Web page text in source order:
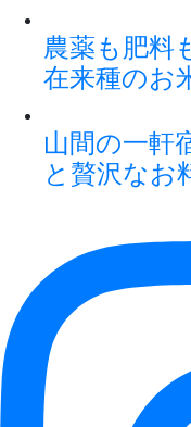
農薬も肥料
在来種のお
山間の一軒
と贅沢なお